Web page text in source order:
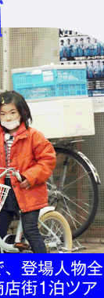
登場人物全
店街1泊ツア